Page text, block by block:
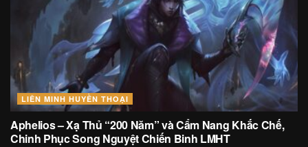
LIÊN MINH HUYỀN THOẠI
Aphelios – Xạ Thủ “200 Năm” và Cẩm Nang Khắc Chế,
Chinh Phục Song Nguyệt Chiến Binh LMHT